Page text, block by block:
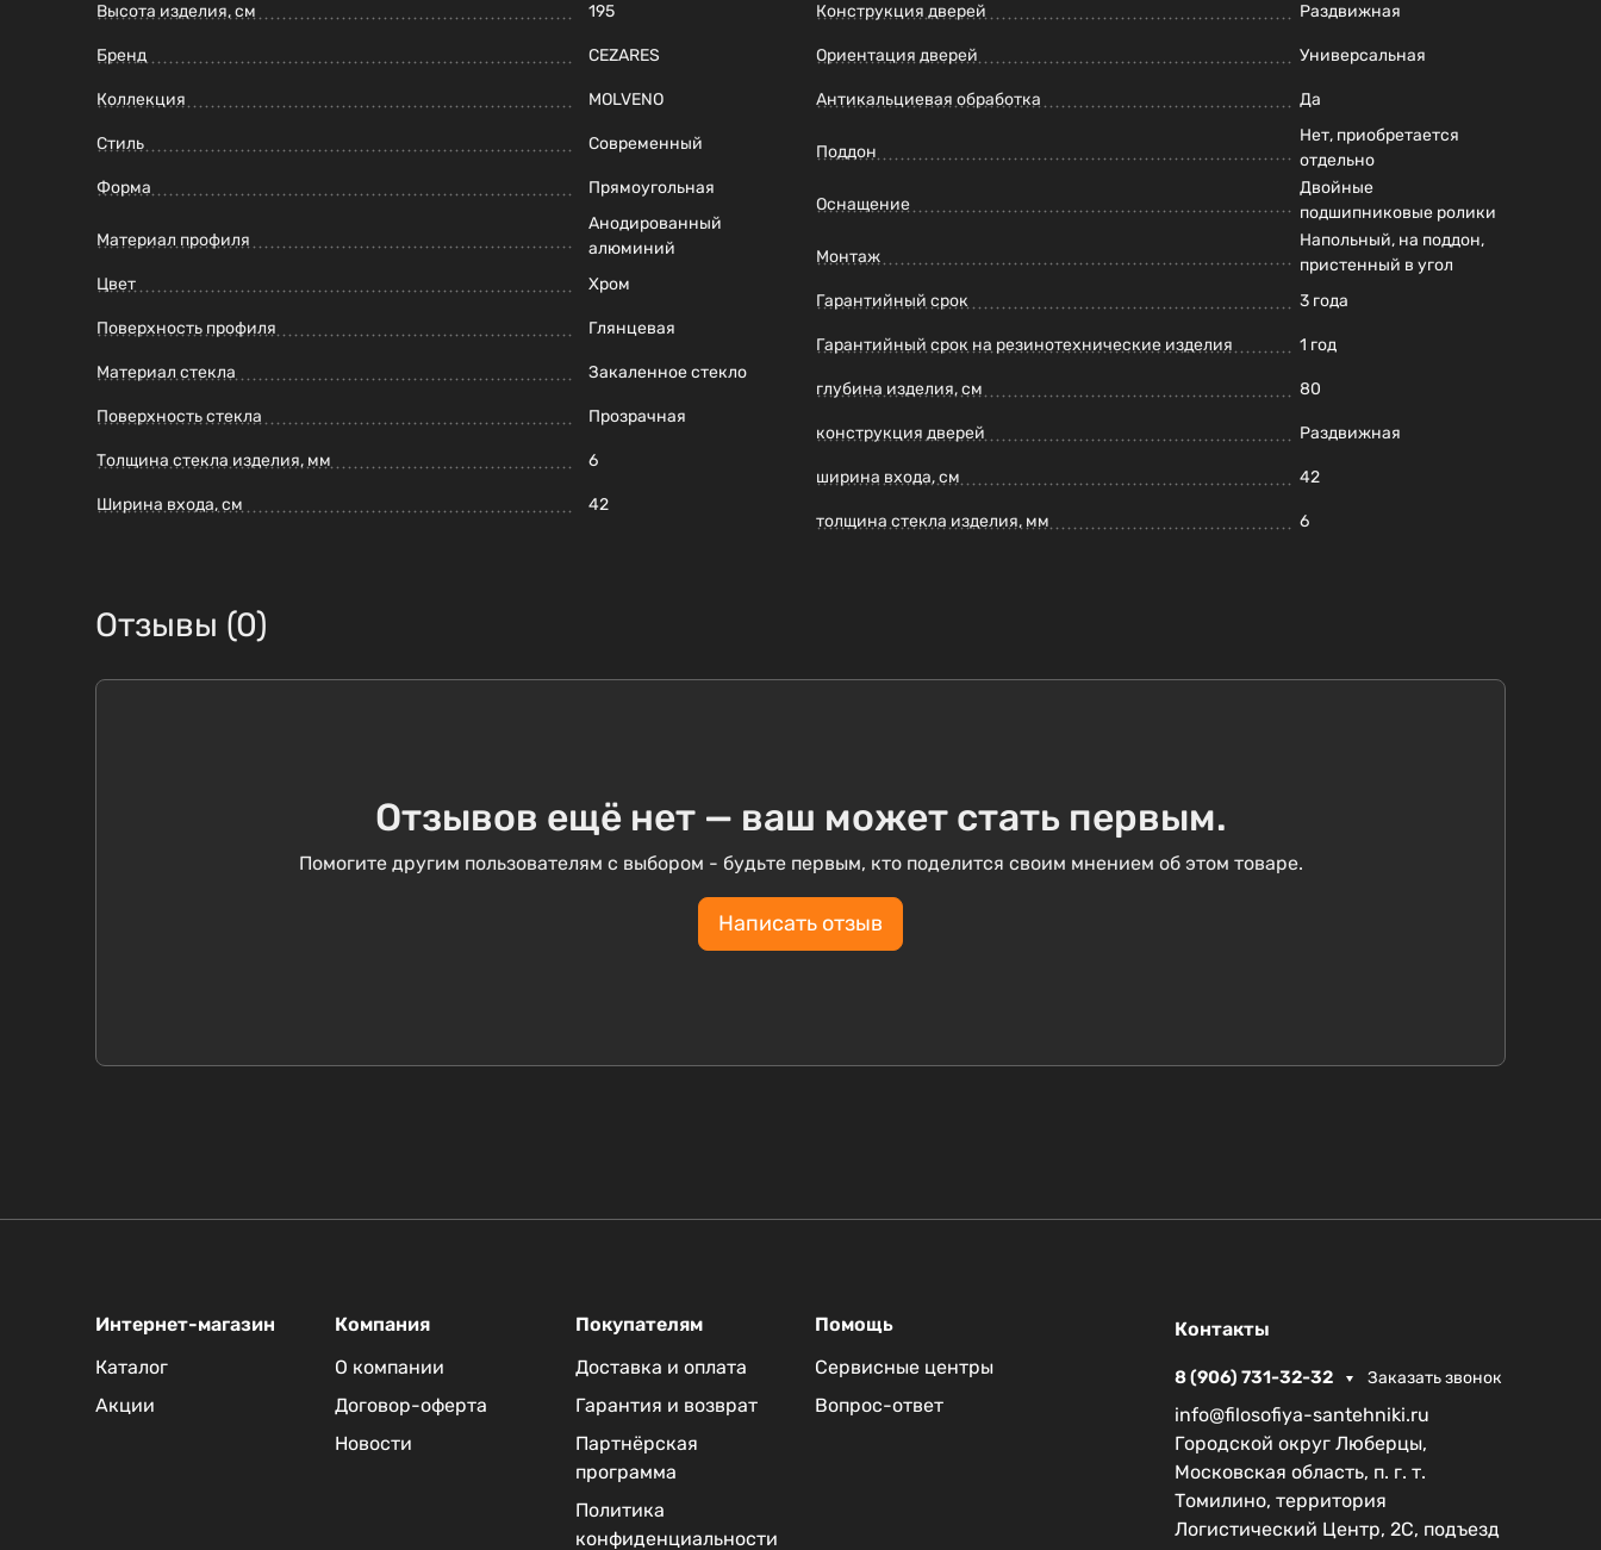
Высота изделия, см 195
Бренд CEZARES
Коллекция MOLVENO
Стиль Современный
Форма Прямоугольная
Материал профиля
Анодированный
алюминий
Цвет
Хром
Поверхность профиля Глянцевая
Материал стекла Закаленное стекло
Поверхность стекла Прозрачная
Толщина стекла изделия, мм 6
Ширина входа, см 42
Конструкция дверей Раздвижная
Ориентация дверей Универсальная
Антикальциевая обработка Да
Поддон
Нет, приобретается
отдельно
Оснащение
Двойные
подшипниковые ролики
Монтаж
Напольный, на поддон,
пристенный в угол
Гарантийный срок
3 года
Гарантийный срок на резинотехнические изделия 1 год
глубина изделия, см 80
конструкция дверей Раздвижная
ширина входа, см 42
толщина стекла изделия, мм 6
Отзывы (0)
Отзывов ещё нет — ваш может стать первым.
Помогите другим пользователям с выбором - будьте первым, кто поделится своим мнением об этом товаре.
Написать отзыв
Интернет-магазин
Каталог
Акции
Компания
О компании
Договор-оферта
Новости
Покупателям
Доставка и оплата
Гарантия и возврат
Партнёрская
программа
Политика
конфиденциальности
Помощь
Сервисные центры
Вопрос-ответ
Контакты
8 (906) 731-32-32 Заказать звонок
info@filosofiya-santehniki.ru
Городской округ Люберцы,
Московская область, п. г. т.
Томилино, территория
Логистический Центр, 2С, подъезд